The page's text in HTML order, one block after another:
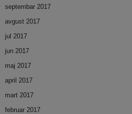
septembar 2017
avgust 2017
jul 2017
jun 2017
maj 2017
april 2017
mart 2017
februar 2017